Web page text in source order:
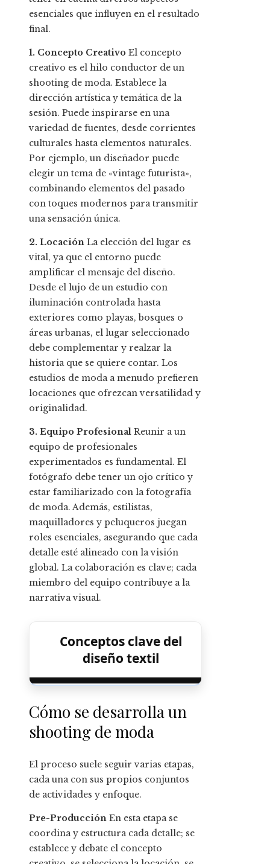
esenciales que influyen en el resultado
final.
1. Concepto Creativo El concepto
creativo es el hilo conductor de un
shooting de moda. Establece la
dirección artística y temática de la
sesión. Puede inspirarse en una
variedad de fuentes, desde corrientes
culturales hasta elementos naturales.
Por ejemplo, un diseñador puede
elegir un tema de «vintage futurista»,
combinando elementos del pasado
con toques modernos para transmitir
una sensación única.
2. Locación La elección del lugar es
vital, ya que el entorno puede
amplificar el mensaje del diseño.
Desde el lujo de un estudio con
iluminación controlada hasta
exteriores como playas, bosques o
áreas urbanas, el lugar seleccionado
debe complementar y realzar la
historia que se quiere contar. Los
estudios de moda a menudo prefieren
locaciones que ofrezcan versatilidad y
originalidad.
3. Equipo Profesional Reunir a un
equipo de profesionales
experimentados es fundamental. El
fotógrafo debe tener un ojo crítico y
estar familiarizado con la fotografía
de moda. Además, estilistas,
maquilladores y peluqueros juegan
roles esenciales, asegurando que cada
detalle esté alineado con la visión
global. La colaboración es clave; cada
miembro del equipo contribuye a la
narrativa visual.
Conceptos clave del
diseño textil
Cómo se desarrolla un
shooting de moda
El proceso suele seguir varias etapas,
cada una con sus propios conjuntos
de actividades y enfoque.
Pre-Producción En esta etapa se
coordina y estructura cada detalle; se
establece y debate el concepto